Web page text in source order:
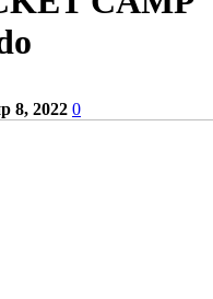
8, 2022 0